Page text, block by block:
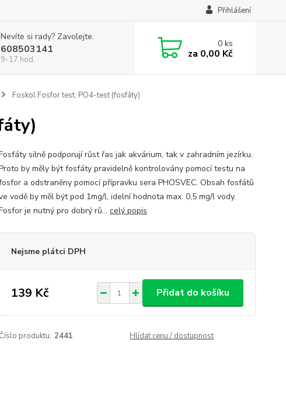
Přihlášení
Nevíte si rady? Zavolejte.
608503141
9-17 hod.
0ks
za 0,00 Kč
Foskol Fosfor test, PO4-test (fosfáty)
silně podporují růst řas jak akvárium, tak v zahradním jezírku.
by měly být fosfáty pravidelně kontrolovány pomocí testu na
a odstraněny pomocí přípravku sera PHOSVEC. Obsah fosfátů
vodě by měl být pod 1mg/l, idelní hodnota max. 0,5 mg/l vody.
je nutný pro dobrý rů... celý popis
Nejsme plátci DPH
139 Kč Přidat do košíku
produktu: 2441 Hlídat cenu / dostupnost